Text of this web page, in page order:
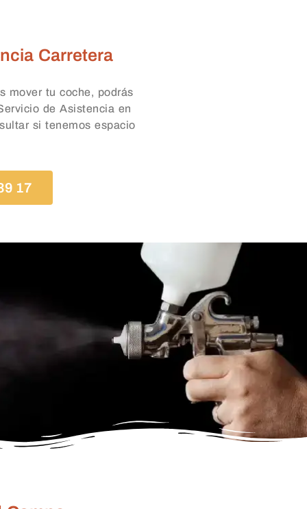
Carretera
mover tu coche, podrás
de Asistencia en
si tenemos espacio
17